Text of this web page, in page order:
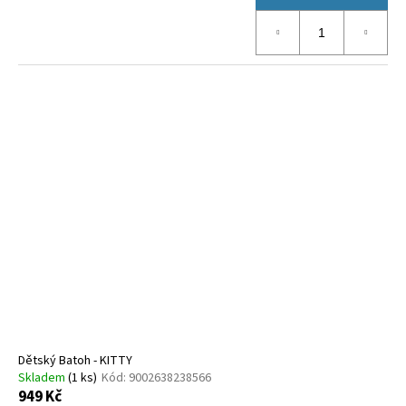
Dětský Batoh - KITTY
Skladem (1 ks) Kód: 9002638238566
949 Kč